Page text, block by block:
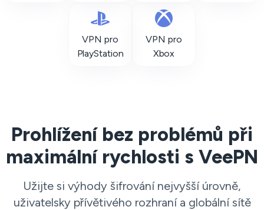
VPN pro
PlayStation
VPN pro
Xbox
Prohlížení bez problémů při
maximální rychlosti s VeePN
Užijte si výhody šifrování nejvyšší úrovně,
uživatelsky přívětivého rozhraní a globální sítě